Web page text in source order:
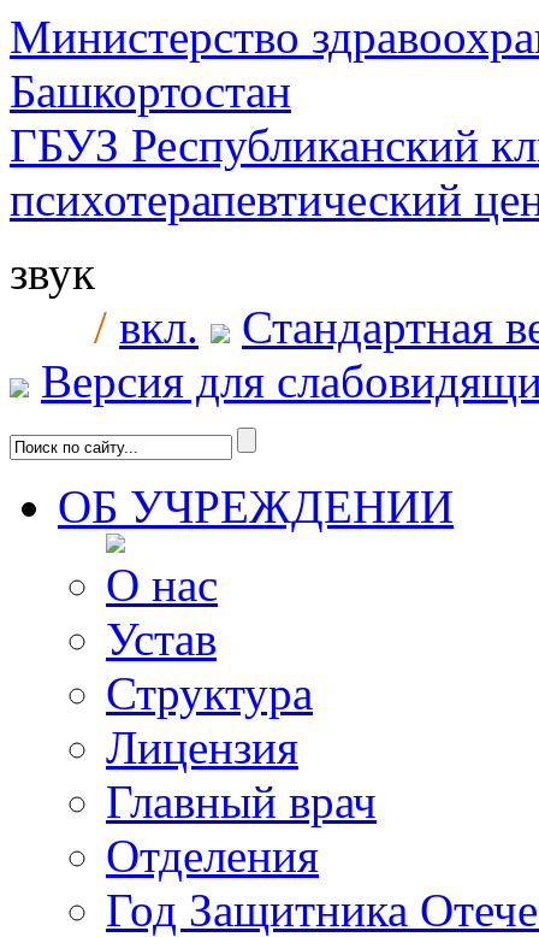
Министерство
Башкортостан
ГБУЗ Республиканский
психотерапевтический
звук
/ вкл.
Стандартная
Версия для
ОБ УЧРЕЖДЕНИИ
О нас
Устав
Структура
Лицензия
Главный врач
Отделения
Год Защитника